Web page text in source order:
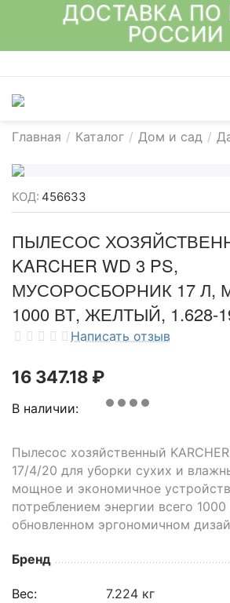
ДОСТАВКА ПО
РОССИИ
Главная / Каталог / Дом и сад /
КОД: 456633
ПЫЛЕСОС
KARCHER WD 3 PS,
МУСОРОСБОРНИК 17 Л,
1000 ВТ, ЖЕЛТЫЙ, 1.628-
Написать отзыв
16 347.18 ₽
В наличии:
Пылесос хозяйственный
17/4/20 для уборки сухих и
мощное и экономичное
потреблением энергии всего 1000
обновленном эргономичном
Бренд
Вес: 7.224 кг